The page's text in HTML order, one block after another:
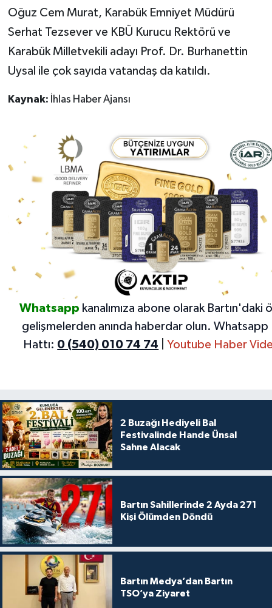
Oğuz Cem Murat, Karabük Emniyet Müdürü
Serhat Tezsever ve KBÜ Kurucu Rektörü ve
Karabük Milletvekili adayı Prof. Dr. Burhanettin
Uysal ile çok sayıda vatandaş da katıldı.
Kaynak: İhlas Haber Ajansı
Whatsapp kanalımıza abone olarak Bartın'daki
gelişmelerden anında haberdar olun. Whatsapp
Hattı: 0 (540) 010 74 74 Youtube Haber
2 Buzağı Hediyeli Bal
Festivalinde Hande Ünsal
Sahne Alacak
Bartın Sahillerinde 2 Ayda 271
Kişi Ölümden Döndü
Bartın Medya’dan Bartın
TSO’ya Ziyaret